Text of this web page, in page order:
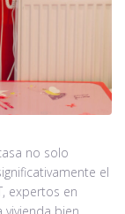
no solo
el
expertos en